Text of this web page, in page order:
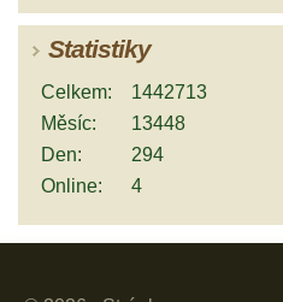
Statistiky
Online: 4
Celkem:
1442713
Měsíc:
13448
Den:
294